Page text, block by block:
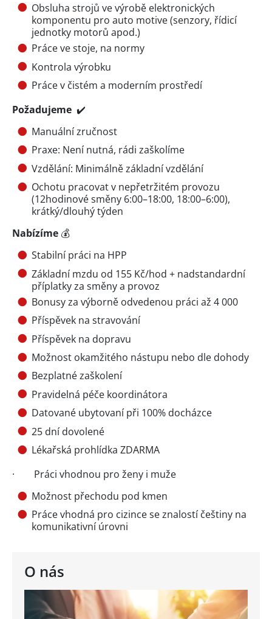
O nás
Obsluha strojů ve výrobě elektronických
komponentu pro auto motive (senzory, řídicí
jednotky motorů apod.)
Práce ve stoje, na normy
Kontrola výrobku
Práce v čistém a moderním prostředí
Požadujeme ✔️
Manuální zručnost
Praxe: Není nutná, rádi zaškolíme
Vzdělání: Minimálně základní vzdělání
Ochotu pracovat v nepřetržitém provozu
(12hodinové směny 6:00–18:00, 18:00–6:00),
krátký/dlouhý týden
Nabízíme 💰
Stabilní práci na HPP
Základní mzdu od 155 Kč/hod + nadstandardní
příplatky za směny a provoz
Bonusy za výborně odvedenou práci až 4 000
Příspěvek na stravování
Příspěvek na dopravu
Možnost okamžitého nástupu nebo dle dohody
Bezplatné zaškolení
Pravidelná péče koordinátora
Datované ubytovaní při 100% docházce
25 dní dovolené
Lékařská prohlídka ZDARMA
· Práci vhodnou pro ženy i muže
Možnost přechodu pod kmen
Práce vhodná pro cizince se znalostí češtiny na
komunikativní úrovni